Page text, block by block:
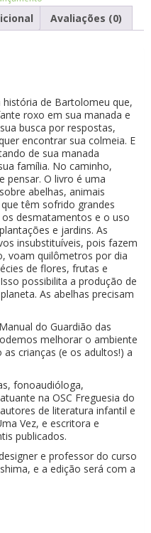
Avaliações (0)
de Bartolomeu que,
roxo em sua manada e
busca por respostas,
encontrar sua colmeia. E
de sua manada
família. No caminho,
pensar. O livro é uma
abelhas, animais
têm sofrido grandes
desmatamentos e o uso
e jardins. As
insubstituíveis, pois fazem
voam quilômetros por dia
de flores, frutas e
possibilita a produção de
As abelhas precisam
do Guardião das
melhorar o ambiente
crianças (e os adultos!) a
fonoaudióloga,
na OSC Freguesia do
de literatura infantil e
Vez, e escritora e
publicados.
e professor do curso
e a edição será com a